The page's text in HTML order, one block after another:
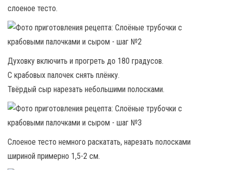
слоеное тесто.
Духовку включить и прогреть до 180 градусов.
С крабовых палочек снять плёнку.
Твёрдый сыр нарезать небольшими полосками.
Слоеное тесто немного раскатать, нарезать полосками
шириной примерно 1,5-2 см.